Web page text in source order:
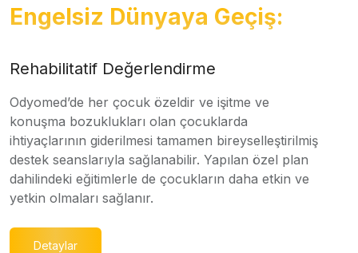
Engelsiz Dünyaya Geçiş:
Rehabilitatif Değerlendirme
Odyomed’de her çocuk özeldir ve işitme ve
konuşma bozuklukları olan çocuklarda
ihtiyaçlarının giderilmesi tamamen bireyselleştirilmiş
destek seanslarıyla sağlanabilir. Yapılan özel plan
dahilindeki eğitimlerle de çocukların daha etkin ve
yetkin olmaları sağlanır.
Detaylar